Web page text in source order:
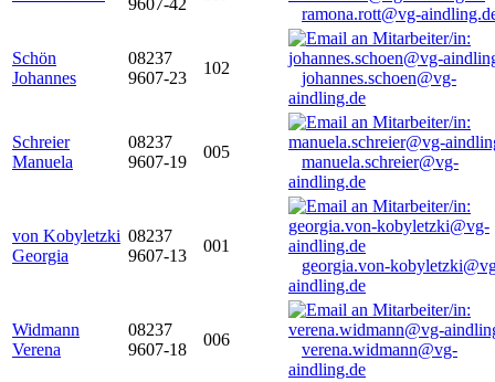
9607-42
ramona.rott@vg-
Schön
Johannes
08237
9607-23
102
johannes.schoen@vg-
aindling.de
Schreier
Manuela
08237
9607-19
005
manuela.schreier@vg-
aindling.de
von Kobyletzki
Georgia
08237
9607-13
001
georgia.von-
aindling.de
Widmann
Verena
08237
9607-18
006
verena.widmann@vg-
aindling.de